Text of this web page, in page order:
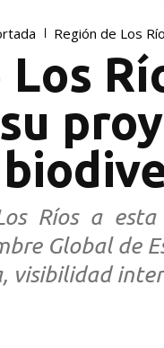
Región de Los
Los
Ríos a
Global de
visibilidad